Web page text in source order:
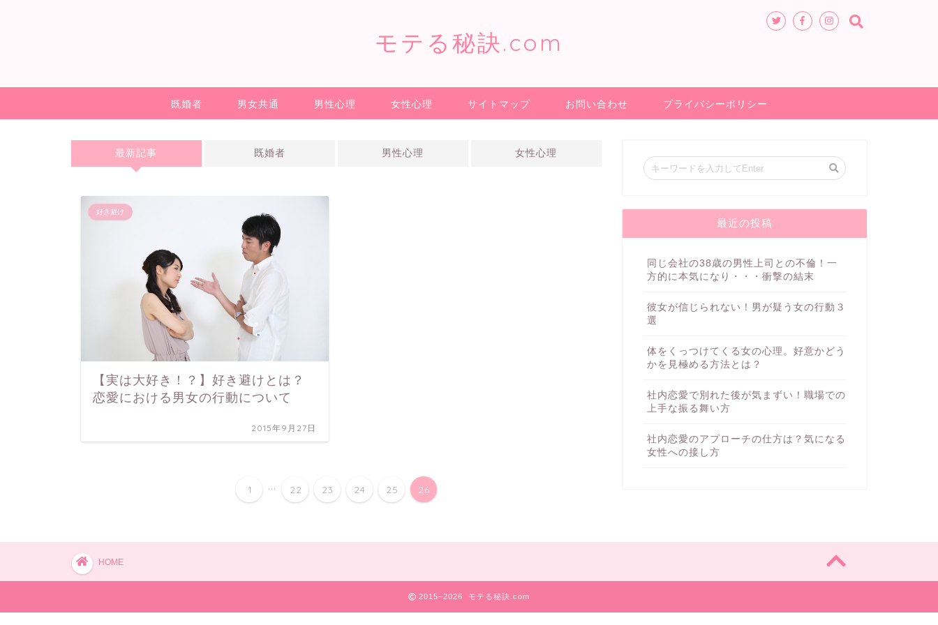
モテる秘訣.com
既婚者 男女共通 男性心理 女性心理 サイトマップ お問い合わせ プライバシーポリシー
最新記事 既婚者 男性心理 女性心理
好き避け
【実は大好き！？】好き避けとは？
恋愛における男女の行動について
2015年9月27日
1 ... 22 23 24 25 26
既婚者
同じ会社の38歳の男性上司との不
倫！一方的に本気になり・・・衝撃
2021年2月14日
既婚者
不倫相手と別れたい！相手の言葉に
惑わされず自分の幸せを一番に考え
2017年8月19日
既婚者
不倫が止められない・・・その背徳
感が癖になる。不倫を止める方法
最近の投稿
同じ会社の38歳の男性上司との不倫！一
方的に本気になり・・・衝撃の結末
彼女が信じられない！男が疑う女の行動３
選
体をくっつけてくる女の心理。好意かどう
かを見極める方法とは？
社内恋愛で別れた後が気まずい！職場での
上手な振る舞い方
社内恋愛のアプローチの仕方は？気になる
女性への接し方
HOME
2015–2026 モテる秘訣.com